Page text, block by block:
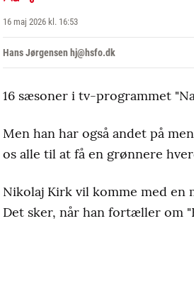
16 maj 2026 kl. 16:53
Hans Jørgensen hj@hsfo.dk
16 sæsoner i tv-programmet
Men han har også andet på
os alle til at få en grønnere
Nikolaj Kirk vil komme med en
Det sker, når han fortæller om